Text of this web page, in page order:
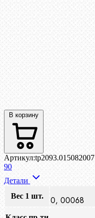
В корзину
Артикул:tp2093.015082007
90
Детали
Вес 1 шт.
0, 00068